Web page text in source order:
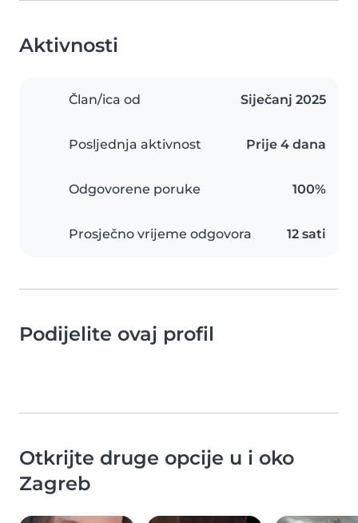
Aktivnosti
Član/ica od Siječanj 2025
Posljednja aktivnost Prije 4 dana
Odgovorene poruke 100%
Prosječno vrijeme odgovora 12 sati
Podijelite ovaj profil
Otkrijte druge opcije u i oko
Zagreb